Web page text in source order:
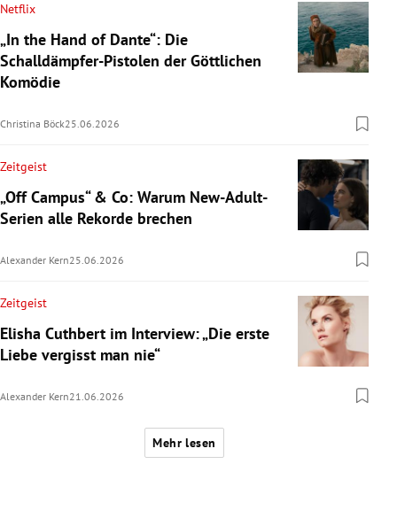
Netflix
„In the Hand of Dante“: Die
Schalldämpfer-Pistolen der Göttlichen
Komödie
Christina Böck25.06.2026
Zeitgeist
„Off Campus“ & Co: Warum New-Adult-
Serien alle Rekorde brechen
Alexander Kern25.06.2026
Zeitgeist
Elisha Cuthbert im Interview: „Die erste
Liebe vergisst man nie“
Alexander Kern21.06.2026
Mehr lesen